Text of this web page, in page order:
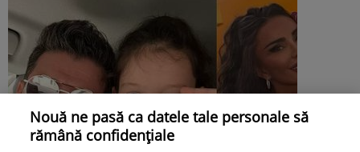
Nouă ne pasă ca datele tale personale să
rămână confidențiale